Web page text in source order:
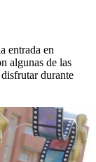
entrada en
algunas de las
durante